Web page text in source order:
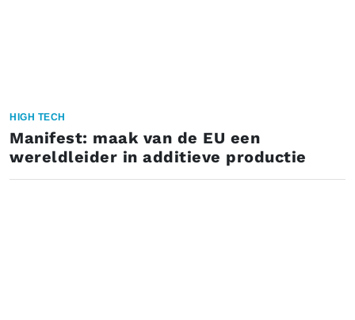
HIGH TECH
Manifest: maak van de EU een
wereldleider in additieve productie